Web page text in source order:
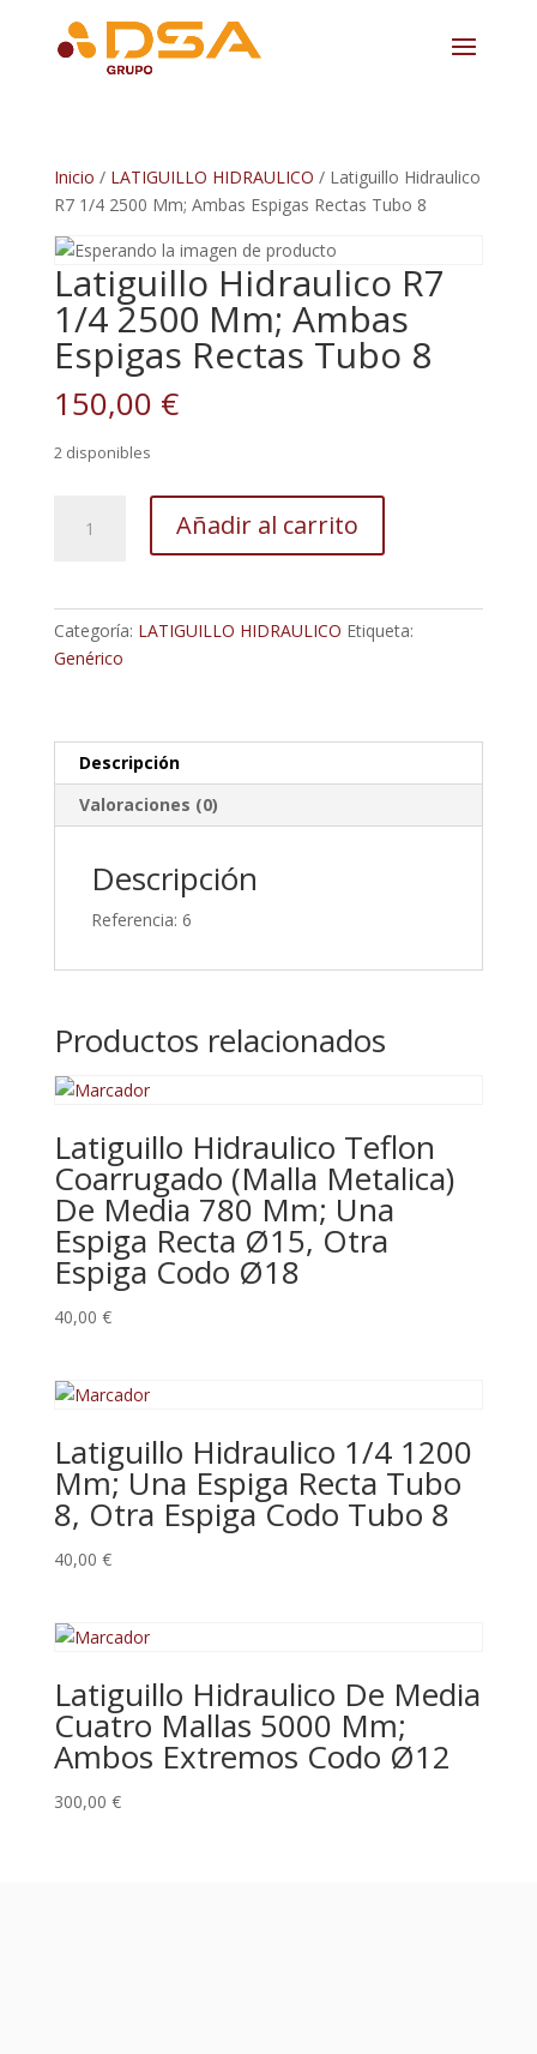
Inicio / LATIGUILLO HIDRAULICO / Latiguillo Hidraulico
R7 1/4 2500 Mm; Ambas Espigas Rectas Tubo 8
Latiguillo Hidraulico R7
1/4 2500 Mm; Ambas
Espigas Rectas Tubo 8
150,00 €
2 disponibles
Hidraulico
Tubo
8
cantidad
Añadir al carrito
Categoría: LATIGUILLO HIDRAULICO Etiqueta:
Genérico
Descripción
Valoraciones (0)
Descripción
Referencia: 6
Productos relacionados
Latiguillo Hidraulico Teflon
Coarrugado (Malla Metalica)
De Media 780 Mm; Una
Espiga Recta Ø15, Otra
Espiga Codo Ø18
40,00 €
Latiguillo Hidraulico 1/4 1200
Mm; Una Espiga Recta Tubo
8, Otra Espiga Codo Tubo 8
40,00 €
Latiguillo Hidraulico De Media
Cuatro Mallas 5000 Mm;
Ambos Extremos Codo Ø12
300,00 €